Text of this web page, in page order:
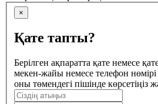
×
Қате тапты?
Берілген ақпаратта қате немесе
мекен-жайы немесе телефон нөмірі
оны төмендегі пішінде көрсетіңіз